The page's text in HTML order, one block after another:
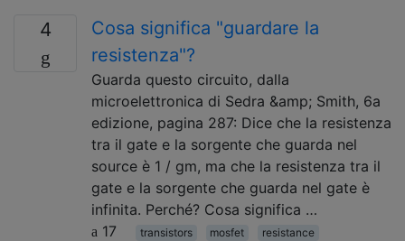
4
Cosa significa "guardare la
resistenza"?
Guarda questo circuito, dalla
microelettronica di Sedra &amp; Smith, 6a
edizione, pagina 287: Dice che la resistenza
tra il gate e la sorgente che guarda nel
source è 1 / gm, ma che la resistenza tra il
gate e la sorgente che guarda nel gate è
infinita. Perché? Cosa significa …
17
transistors mosfet resistance